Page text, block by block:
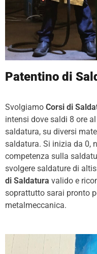
Patentino di
Svolgiamo Corsi di
intensi dove saldi 8 ore
saldatura, su diversi
saldatura. Si inizia da 0,
competenza sulla
svolgere saldature di
di Saldatura valido e
soprattutto sarai pronto
metalmeccanica.